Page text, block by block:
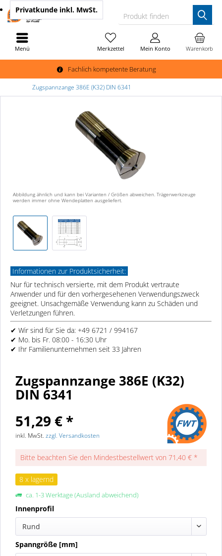
Fachlich kompetente Beratung
Produkt finden
Warenkorb
Merkzettel Mein Konto
Privatkunde inkl. MwSt.
Menü
Zugspannzange 386E (K32) DIN 6341
Abbildung ähnlich und kann bei Varianten / Größen abweichen. Trägerwerkzeuge
werden immer ohne Wendeplatten ausgeliefert.
Informationen zur Produktsicherheit:
Nur für technisch versierte, mit dem Produkt vertraute
Anwender und für den vorhergesehenen Verwendungszweck
geeignet. Unsachgemäße Verwendung kann zu Schäden und
Verletzungen führen.
✔ Wir sind für Sie da: +49 6721 / 994167
✔ Mo. bis Fr. 08:00 - 16:30 Uhr
✔ Ihr Familienunternehmen seit 33 Jahren
Zugspannzange 386E (K32)
DIN 6341
51,29 € *
inkl. MwSt. zzgl. Versandkosten
Bitte beachten Sie den Mindestbestellwert von 71,40 € *
8 x lagernd
ca. 1-3 Werktage (Ausland abweichend)
Innenprofil
Rund
Spanngröße [mm]